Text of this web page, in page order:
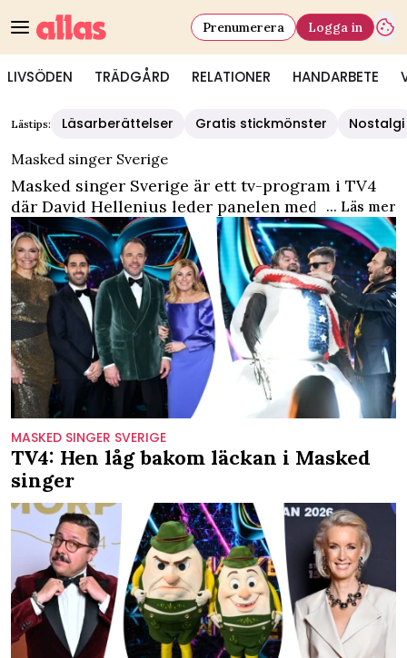
LIVSÖDEN TRÄDGÅRD RELATIONER HANDARBETE
Prenumerera Logga in
Lästips: Läsarberättelser Gratis stickmönster
Nostalgi
Masked singer Sverige
Masked singer Sverige är ett tv-program i TV4
där David Hellenius leder panelen med Måns
Zelmerlöw, Nour el Refai, Pernilla Wahlgren och
Felix Herngren genom musikaliska nummer av
maskerade kändisar. Lyckas du hitta alla
ledtrådar i Masked singer Sverige?
... Läs mer
MASKED SINGER SVERIGE
TV4: Hen låg bakom läckan i Masked
singer